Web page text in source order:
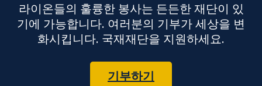
라이온들의 훌륭한 봉사는 든든한 재단이 있
기에 가능합니다. 여러분의 기부가 세상을 변
화시킵니다. 국재재단을 지원하세요.
기부하기